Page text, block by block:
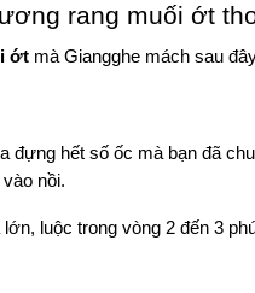
rang muối ớt
ớt mà Giangghe mách sau
hết số ốc mà bạn đã
nồi.
luộc trong vòng 2 đến 3